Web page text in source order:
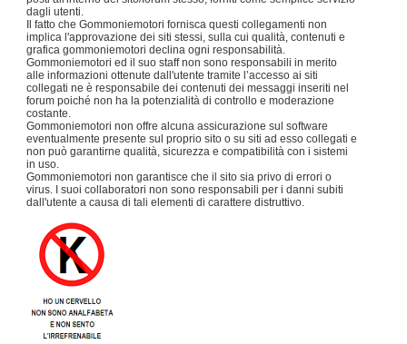
dagli utenti.
Il fatto che Gommoniemotori fornisca questi collegamenti non
implica l'approvazione dei siti stessi, sulla cui qualità, contenuti e
grafica gommoniemotori declina ogni responsabilità.
Gommoniemotori ed il suo staff non sono responsabili in merito
alle informazioni ottenute dall'utente tramite l’accesso ai siti
collegati ne è responsabile dei contenuti dei messaggi inseriti nel
forum poiché non ha la potenzialità di controllo e moderazione
costante.
Gommoniemotori non offre alcuna assicurazione sul software
eventualmente presente sul proprio sito o su siti ad esso collegati e
non può garantirne qualità, sicurezza e compatibilità con i sistemi
in uso.
Gommoniemotori non garantisce che il sito sia privo di errori o
virus. I suoi collaboratori non sono responsabili per i danni subiti
dall'utente a causa di tali elementi di carattere distruttivo.